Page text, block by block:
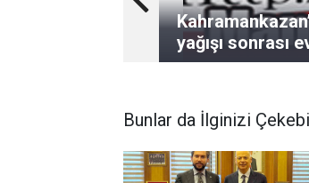
yağışı sonrası
Bunlar da İlginizi